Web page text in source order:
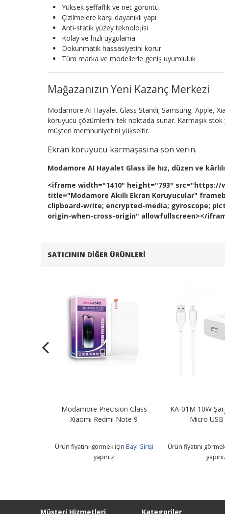
Yüksek şeffaflık ve net görüntü
Çizilmelere karşı dayanıklı yapı
Anti-statik yüzey teknolojisi
Kolay ve hızlı uygulama
Dokunmatik hassasiyetini korur
Tüm marka ve modellerle geniş uyumluluk
Mağazanızın Yeni Kazanç Merkezi
Modamore AI Hayalet Glass Standı; Samsung, Apple,
koruyucu çözümlerini tek noktada sunar. Karmaşık stok
müşteri memnuniyetini yükseltir.
Ekran koruyucu karmaşasına son verin.
Modamore AI Hayalet Glass ile hız, düzen ve
<iframe width="1410" height="793" src="https://
title="Modamore Akıllı Ekran Koruyucular"
clipboard-write; encrypted-media; gyroscope;
origin-when-cross-origin" allowfullscreen></
SATICININ DIĞER ÜRÜNLERI
Modamore Precision Glass
Xiaomi Redmi Note 9
Ürün fiyatını görmek için Bayi Girişi
yapınız
KA-01M 10W
Micro
Ürün fiyatını
Müşteri Hizmetleri Kategoriler